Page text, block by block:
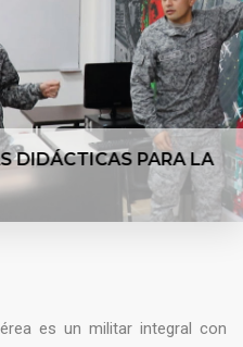
PARA LA
es un militar integral con